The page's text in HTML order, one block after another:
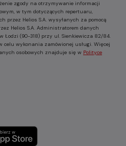
zgody na otrzymywanie informacji
w tym dotyczących repertuaru,
przez Helios S.A. wysyłanych za pomocą
Helios S.A. Administratorem danych
Łodzi (90-318) przy ul. Sienkiewicza 82/84.
celu wykonania zamówionej usługi. Więcej
osobowych znajduje się w Polityce